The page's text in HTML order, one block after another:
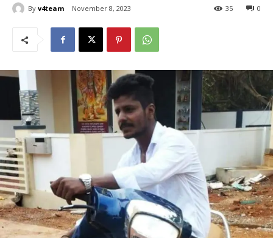
By v4team November 8, 2023 0
35